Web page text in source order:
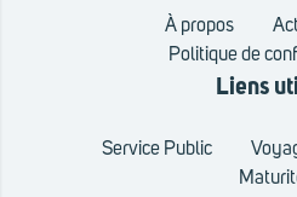
À propos
Politique de
Liens
Service Public